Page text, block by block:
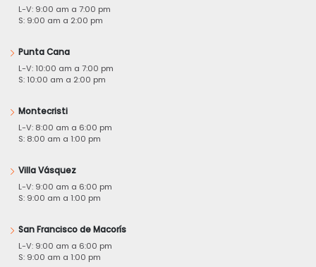
L-V: 9:00 am a 7:00 pm
S: 9:00 am a 2:00 pm
Punta Cana
L-V: 10:00 am a 7:00 pm
S: 10:00 am a 2:00 pm
Montecristi
L-V: 8:00 am a 6:00 pm
S: 8:00 am a 1:00 pm
Villa Vásquez
L-V: 9:00 am a 6:00 pm
S: 9:00 am a 1:00 pm
San Francisco de Macorís
L-V: 9:00 am a 6:00 pm
S: 9:00 am a 1:00 pm